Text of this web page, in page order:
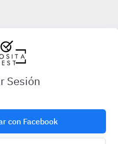
Sesión
con Facebook